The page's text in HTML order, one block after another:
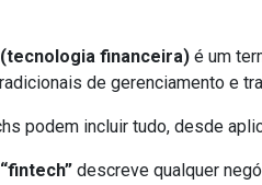
financeira) é um
de gerenciamento e
podem incluir tudo, desde
“fintech” descreve qualquer